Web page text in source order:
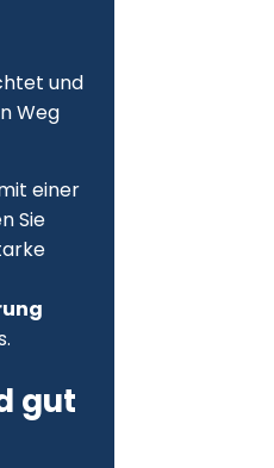
und
Weg
einer
Sie
gut